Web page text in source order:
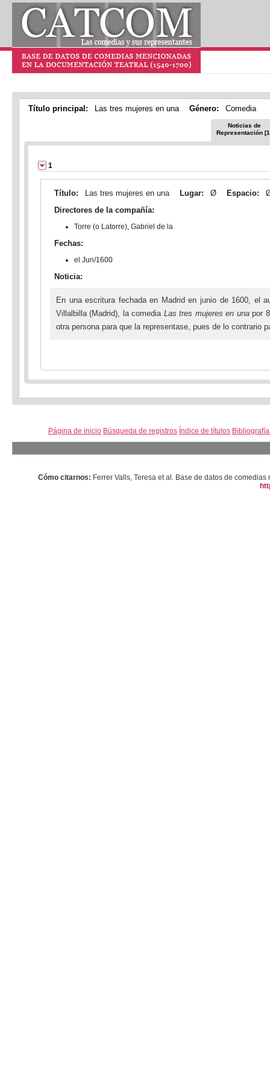
Título principal: Las tres mujeres en una Género: Comedia
Noticias de
Representación
1
Título: Las tres mujeres en una Lugar: Ø Espacio:
Directores de la compañía:
Torre (o Latorre), Gabriel de la
Fechas:
el Jun/1600
Noticia:
En una escritura fechada en Madrid en junio de 1600, el
Villalbilla (Madrid), la comedia Las tres mujeres en unapor 8
otra persona para que la representase, pues de lo contrario
Página de inicio Búsqueda de registros Índice de títulos
Cómo citarnos: Ferrer Valls, Teresa et al. Base de datos de